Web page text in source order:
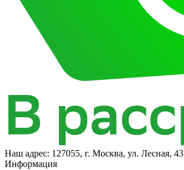
Наш адрес: 127055, г. Москва, ул. Лесная, 43
Информация